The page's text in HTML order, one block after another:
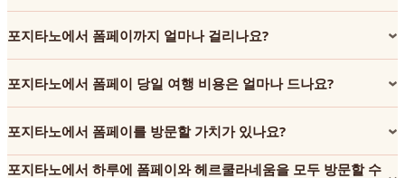
포지타노에서 폼페이까지 얼마나 걸리나요?
포지타노에서 폼페이 당일 여행 비용은 얼마나 드나요?
포지타노에서 폼페이를 방문할 가치가 있나요?
포지타노에서 하루에 폼페이와 헤르쿨라네움을 모두 방문할 수